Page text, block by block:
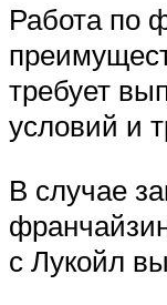
Работа по
требует
условий и
В случае
с Лукойл